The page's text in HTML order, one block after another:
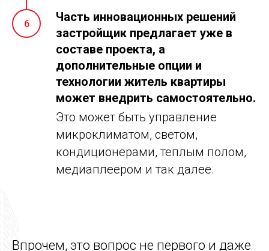
6
Часть инновационных решений
застройщик предлагает уже в
составе проекта, а
дополнительные опции и
технологии житель квартиры
может внедрить самостоятельно.
Это может быть управление
микроклиматом, светом,
кондиционерами, теплым полом,
медиаплеером и так далее.
Впрочем, это вопрос не первого и даже